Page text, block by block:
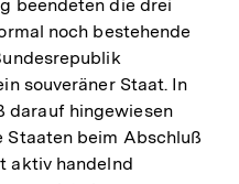
beendeten die drei
noch bestehende
souveräner Staat. In
darauf hingewiesen
Staaten beim Abschluß
aktiv handelnd